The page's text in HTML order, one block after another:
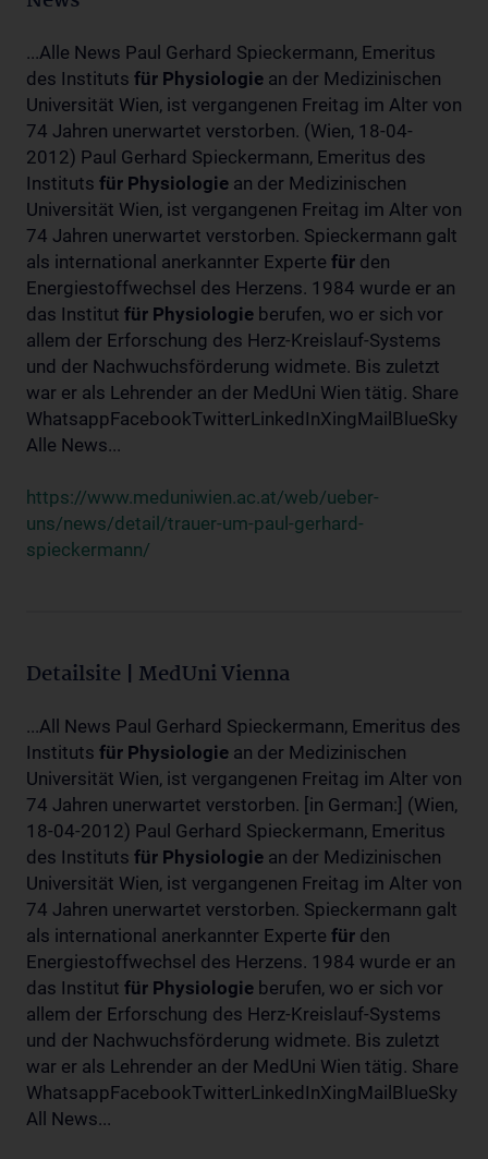
...Alle News Paul Gerhard Spieckermann, Emeritus
des Instituts für Physiologie an der Medizinischen
Universität Wien, ist vergangenen Freitag im Alter von
74 Jahren unerwartet verstorben. (Wien, 18-04-
2012) Paul Gerhard Spieckermann, Emeritus des
Instituts für Physiologie an der Medizinischen
Universität Wien, ist vergangenen Freitag im Alter von
74 Jahren unerwartet verstorben. Spieckermann galt
als international anerkannter Experte für den
Energiestoffwechsel des Herzens. 1984 wurde er an
das Institut für Physiologie berufen, wo er sich vor
allem der Erforschung des Herz-Kreislauf-Systems
und der Nachwuchsförderung widmete. Bis zuletzt
war er als Lehrender an der MedUni Wien tätig. Share
WhatsappFacebookTwitterLinkedInXingMailBlueSky
Alle News...
https://www.meduniwien.ac.at/web/ueber-
uns/news/detail/trauer-um-paul-gerhard-
spieckermann/
Detailsite | MedUni Vienna
...All News Paul Gerhard Spieckermann, Emeritus des
Instituts für Physiologie an der Medizinischen
Universität Wien, ist vergangenen Freitag im Alter von
74 Jahren unerwartet verstorben. [in German:] (Wien,
18-04-2012) Paul Gerhard Spieckermann, Emeritus
des Instituts für Physiologie an der Medizinischen
Universität Wien, ist vergangenen Freitag im Alter von
74 Jahren unerwartet verstorben. Spieckermann galt
als international anerkannter Experte für den
Energiestoffwechsel des Herzens. 1984 wurde er an
das Institut für Physiologie berufen, wo er sich vor
allem der Erforschung des Herz-Kreislauf-Systems
und der Nachwuchsförderung widmete. Bis zuletzt
war er als Lehrender an der MedUni Wien tätig. Share
WhatsappFacebookTwitterLinkedInXingMailBlueSky
All News...